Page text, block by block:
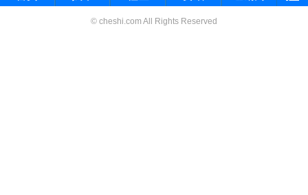
© cheshi.com All Rights Reserved